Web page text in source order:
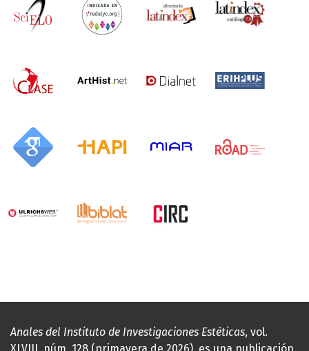
Anales del Instituto de Investigaciones Estéticas, vol.
XLVIII, núm. 128 (primavera de 2026), es una publicación